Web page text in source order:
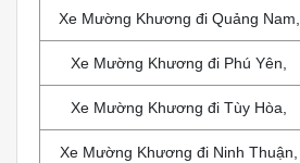
Xe Mường Khương đi Quảng Nam,
Xe Mường Khương đi Phú Yên,
Xe Mường Khương đi Tùy Hòa,
Xe Mường Khương đi Ninh Thuận,